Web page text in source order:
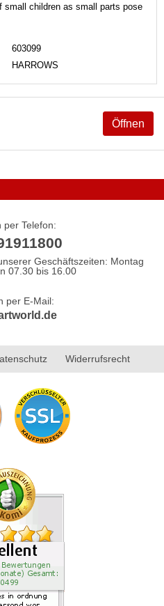
small children as small parts pose
603099
HARROWS
Öffnen
per Telefon:
Geschäftszeiten: Montag
07.30 bis 16.00
per E-Mail:
Widerrufsrecht